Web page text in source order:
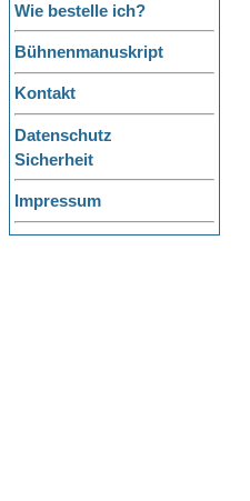
Wie bestelle ich?
Bühnenmanuskript
Kontakt
Datenschutz
Sicherheit
Impressum